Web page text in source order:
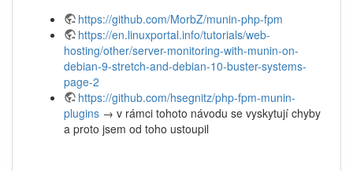
https://github.com/MorbZ/munin-php-fpm
https://en.linuxportal.info/tutorials/web-
hosting/other/server-monitoring-with-munin-on-
debian-9-stretch-and-debian-10-buster-systems-
page-2
https://github.com/hsegnitz/php-fpm-munin-
plugins → v rámci tohoto návodu se vyskytují chyby
a proto jsem od toho ustoupil